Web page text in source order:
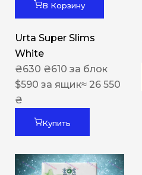
В Корзину
Urta Super Slims
White
₴630 ₴610 за блок
$590 за ящик≈ 26 550
₴
Купить